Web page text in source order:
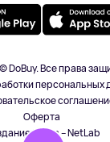
DoBuy. Все права
персональных
Оферта
сайта – NetLab